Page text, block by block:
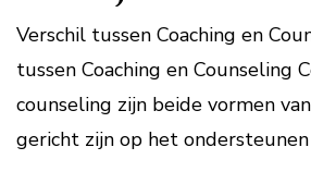
Verschil tussen Coaching en
tussen Coaching en Counseling
counseling zijn beide vormen
gericht zijn op het